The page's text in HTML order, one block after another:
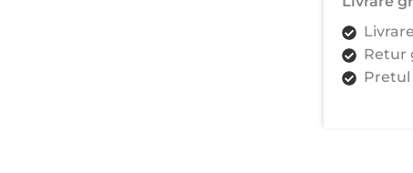
Retur
Pretul